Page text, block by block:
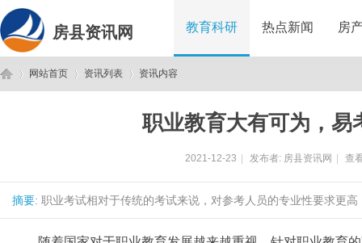
房县资讯网 教育科研 热点新闻 房
网站首页 资讯列表 资讯内容
职业教育大有可为，易
2021-12-23 发布者: 房县资讯网 查
摘要: 职业考试相对于传统的考试来说，对参考人员的专业性要求更